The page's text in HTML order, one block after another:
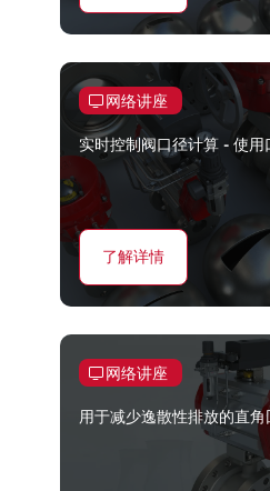
网络讲座
实时控制阀口径计算 - 使用
了解详情
网络讲座
用于减少逸散性排放的直